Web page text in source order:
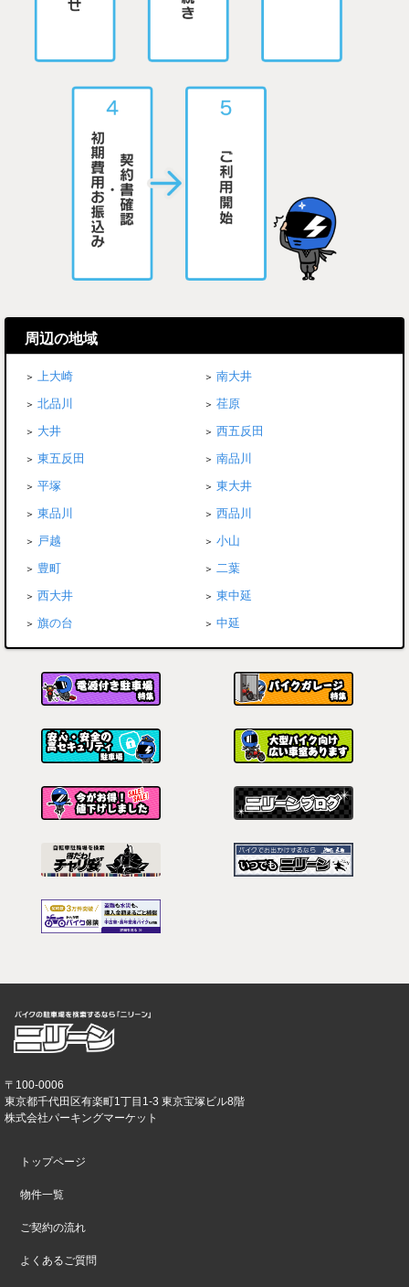
周辺の地域
上大崎
南大井
北品川
荏原
大井
西五反田
東五反田
南品川
平塚
東大井
東品川
西品川
戸越
小山
豊町
二葉
西大井
東中延
旗の台
中延
〒100-0006
東京都千代田区有楽町1丁目1-3 東京宝塚ビル8階
株式会社パーキングマーケット
トップページ
物件一覧
ご契約の流れ
よくあるご質問